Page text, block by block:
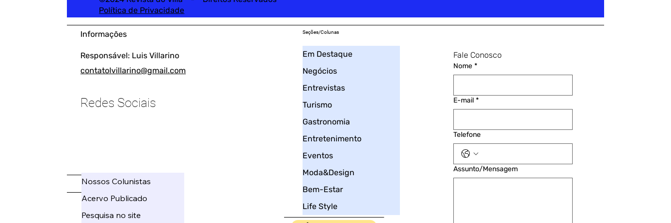
Política de Privacidade
Fale Conosco
Nome *
E-mail *
Telefone
Assunto/Mensagem
Informações
Responsável: Luis Villarino
contatolvillarino@gmail.com
Redes Sociais
_____
Nossos Colunistas
Acervo Publicado
Pesquisa no site
Seções/Colunas
Em Destaque
Negócios
Entrevistas
Turismo
Gastronomia
Entretenimento
Eventos
Moda&Design
Bem-Estar
Life Style
____________________